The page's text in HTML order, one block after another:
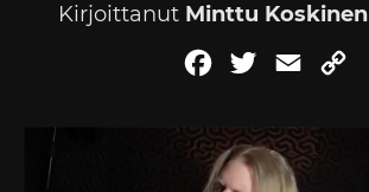
Kirjoittanut Minttu Koskinen
FacebookTwitterEmail